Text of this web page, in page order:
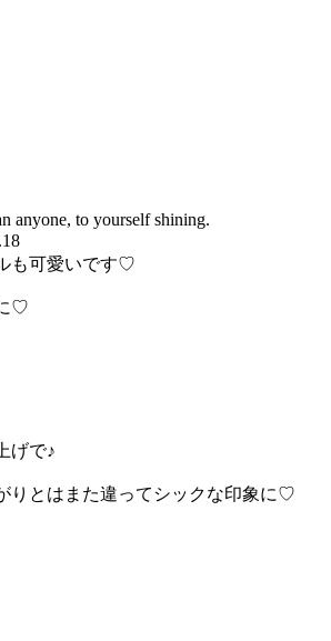
anyone, to yourself shining.
も可愛いです♡
♡
げで♪
りとはまた違ってシックな印象に♡